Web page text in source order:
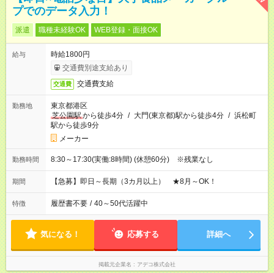
プでのデータ入力！
派遣 職種未経験OK WEB登録・面接OK
給与
時給1800円
交通費別途支給あり
交通費 交通費支給
勤務地
東京都港区
芝公園駅から徒歩4分 / 大門(東京都)駅から徒歩4分 / 浜松町
駅から徒歩9分
メーカー
勤務時間 8:30～17:30(実働:8時間) (休憩60分) ※残業なし
期間 【急募】即日～長期（3カ月以上） ★8月～OK！
特徴 履歴書不要 / 40～50代活躍中
気になる！ 応募する 詳細へ
掲載元企業名 アデコ株式会社